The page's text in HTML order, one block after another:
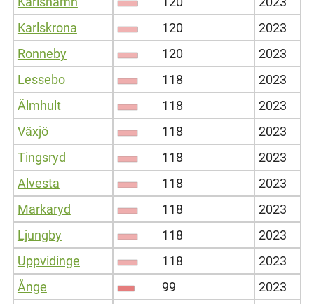
Karlskrona
120
2023
Ronneby
120
2023
Lessebo
118
2023
Älmhult
118
2023
Växjö
118
2023
Tingsryd
118
2023
Alvesta
118
2023
Markaryd
118
2023
Ljungby
118
2023
Uppvidinge
118
2023
Ånge
99
2023